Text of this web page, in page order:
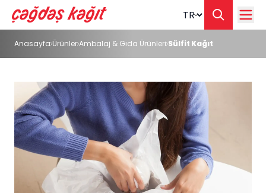
Change
Anasayfa ÜrünlerAmbalaj & Gıda Ürünleri Sülfit Kağıt